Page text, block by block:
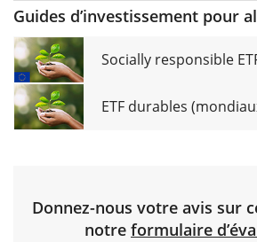
Guides d’investissement pour
Donnez-nous votre avis sur
notre formulaire